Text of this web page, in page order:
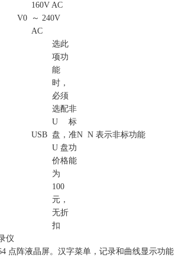
V0
160V AC
～ 240V
AC
USB
选此
项功
能
时，
必须
选配
U
盘，
U 盘
价格
为
100
元，
无折
扣
非
标
准
功
能
N N 表示非标功能
仪
点阵液晶屏。汉字菜单，记录和曲线显示功能